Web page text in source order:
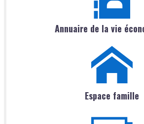
Annuaire de la vie
Espace famille